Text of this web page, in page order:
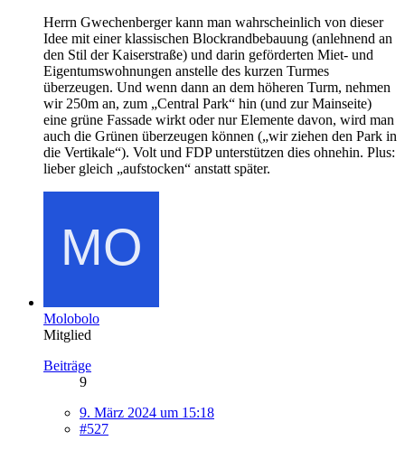
Herrn Gwechenberger kann man wahrscheinlich von dieser
Idee mit einer klassischen Blockrandbebauung (anlehnend an
den Stil der Kaiserstraße) und darin geförderten Miet- und
Eigentumswohnungen anstelle des kurzen Turmes
überzeugen. Und wenn dann an dem höheren Turm, nehmen
wir 250m an, zum „Central Park“ hin (und zur Mainseite)
eine grüne Fassade wirkt oder nur Elemente davon, wird man
auch die Grünen überzeugen können („wir ziehen den Park in
die Vertikale“). Volt und FDP unterstützen dies ohnehin. Plus:
lieber gleich „aufstocken“ anstatt später.
Molobolo
Mitglied
Beiträge
9
9. März 2024 um 15:18
#527